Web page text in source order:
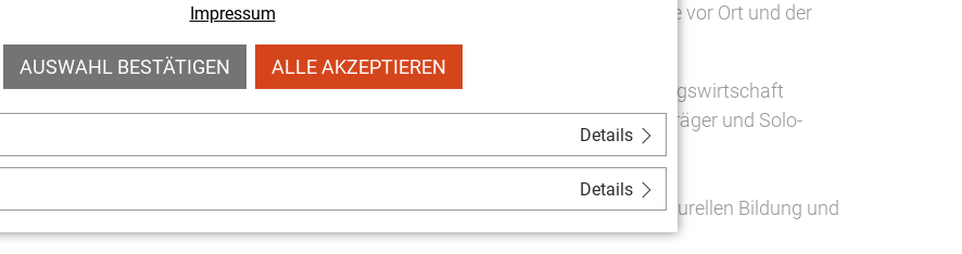
und Verstärkung der gemeinsamen Instrumente zur Bekämpfung der Pandemie vor Ort und der
einzutreten. Im Einzelnen wünschen wir uns:
Kultur und Wirtschaft im Sinne der Kreativ-, insbesondere der Veranstaltungswirtschaft
Vereinfachung und bessere Vermittlung von Förderinstrumenten für freie Träger und Solo-
"außerordentlichen Wirtschaftshilfen"
und den Ressorts Gesundheit sowie Bildung im Sinne der Belange der Kulturellen Bildung und
Impressum
AUSWAHL BESTÄTIGEN ALLE AKZEPTIEREN
Details
Details